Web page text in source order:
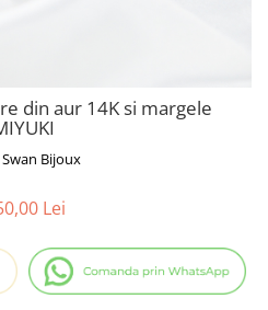
/
din aur 14K si margele
Swan Bijoux
Lei